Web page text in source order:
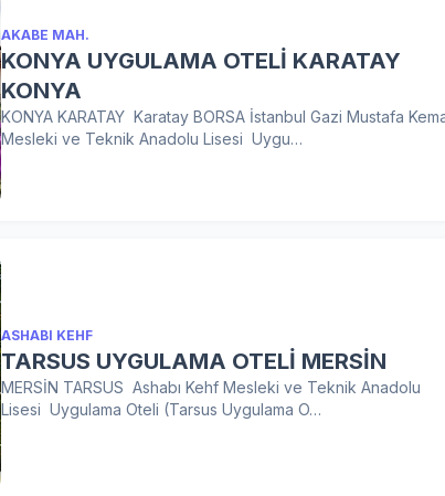
AKABE MAH.
KONYA UYGULAMA OTELİ KARATAY
KONYA
KONYA KARATAY Karatay BORSA İstanbul Gazi Mustafa
Mesleki ve Teknik Anadolu Lisesi Uygu…
ASHABI KEHF
TARSUS UYGULAMA OTELİ MERSİN
MERSİN TARSUS Ashabı Kehf Mesleki ve Teknik Anadolu
Lisesi Uygulama Oteli (Tarsus Uygulama O…